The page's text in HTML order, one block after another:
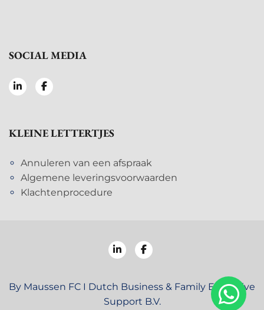
SOCIAL MEDIA
KLEINE LETTERTJES
Annuleren van een afspraak
Algemene leveringsvoorwaarden
Klachtenprocedure
By Maussen FC I Dutch Business & Family Executive
Support B.V.